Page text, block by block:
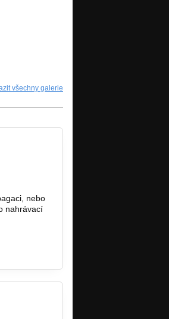
všechny galerie
nebo
nahrávací